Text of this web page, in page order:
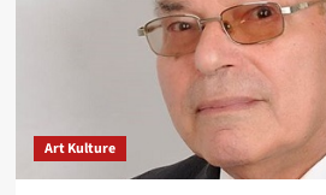
Art Kulture